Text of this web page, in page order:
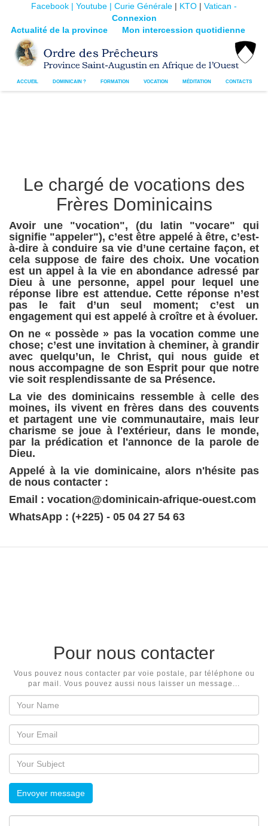
Facebook | Youtube | Curie Générale | KTO | Vatican -
Connexion
Actualité de la province
Mon intercession quotidienne
ACCUEIL DOMINICAIN ? FORMATION VOCATION MÉDITATION CONTACTS
Le chargé de vocations des
Frères Dominicains
Avoir une "vocation", (du latin "vocare" qui
signifie "appeler"), c’est être appelé à être, c’est-
à-dire à conduire sa vie d’une certaine façon, et
cela suppose de faire des choix. Une vocation
est un appel à la vie en abondance adressé par
Dieu à une personne, appel pour lequel une
réponse libre est attendue. Cette réponse n’est
pas le fait d’un seul moment; c’est un
engagement qui est appelé à croître et à évoluer.
On ne « possède » pas la vocation comme une
chose; c’est une invitation à cheminer, à grandir
avec quelqu’un, le Christ, qui nous guide et
nous accompagne de son Esprit pour que notre
vie soit resplendissante de sa Présence.
La vie des dominicains ressemble à celle des
moines, ils vivent en frères dans des couvents
et partagent une vie communautaire, mais leur
charisme se joue à l'extérieur, dans le monde,
par la prédication et l'annonce de la parole de
Dieu.
Appelé à la vie dominicaine, alors n'hésite pas
de nous contacter :
Email : vocation@dominicain-afrique-ouest.com
WhatsApp : (+225) - 05 04 27 54 63
Pour nous contacter
Vous pouvez nous contacter par voie postale, par téléphone ou
par mail. Vous pouvez aussi nous laisser un message...
Envoyer message